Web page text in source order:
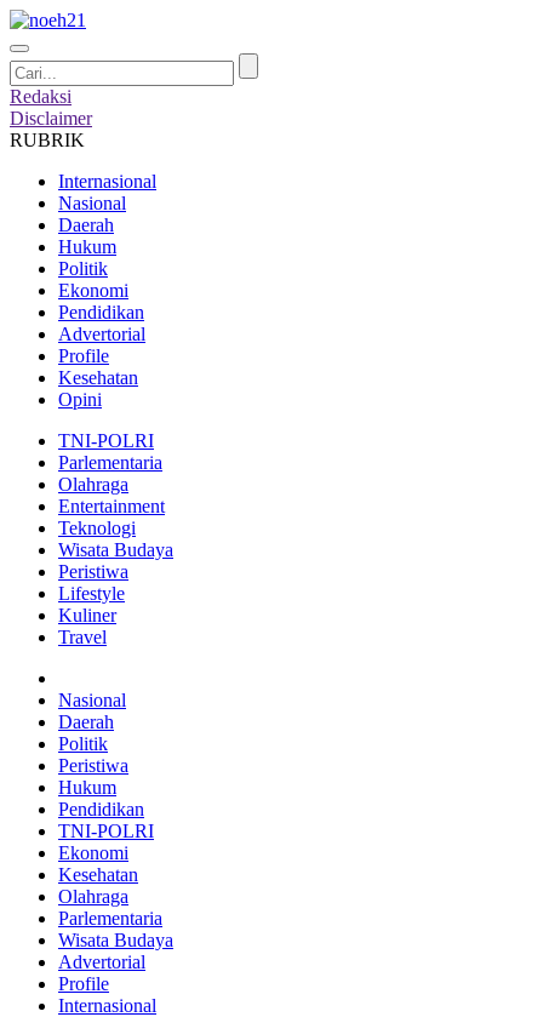
Redaksi
Disclaimer
RUBRIK
Internasional
Nasional
Daerah
Hukum
Politik
Ekonomi
Pendidikan
Advertorial
Profile
Kesehatan
Opini
TNI-POLRI
Parlementaria
Olahraga
Entertainment
Teknologi
Wisata Budaya
Peristiwa
Lifestyle
Kuliner
Travel
Nasional
Daerah
Politik
Peristiwa
Hukum
Pendidikan
TNI-POLRI
Ekonomi
Kesehatan
Olahraga
Parlementaria
Wisata Budaya
Advertorial
Profile
Internasional